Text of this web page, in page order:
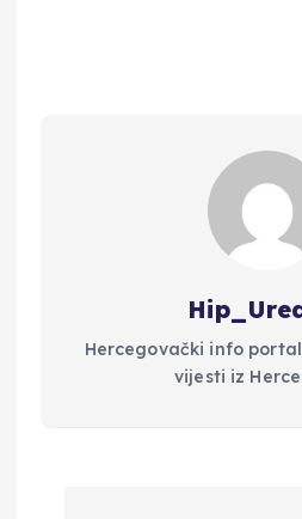
Hercegovački info
vijesti iz